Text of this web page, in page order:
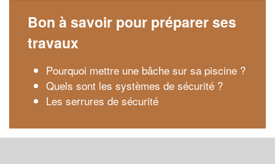
Bon à savoir pour préparer ses
travaux
Pourquoi mettre une bâche sur sa piscine ?
Quels sont les systèmes de sécurité ?
Les serrures de sécurité